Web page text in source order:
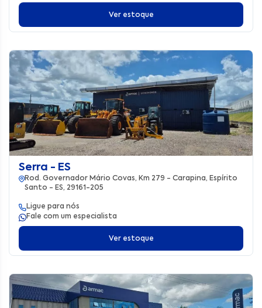
Ver estoque
Serra - ES
Rod. Governador Mário Covas, Km 279 - Carapina, Espírito
Santo - ES, 29161-205
Ligue para nós
Fale com um especialista
Ver estoque